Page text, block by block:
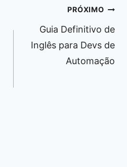
PRÓXIMO
Guia Definitivo de
Inglês para Devs de
Automação